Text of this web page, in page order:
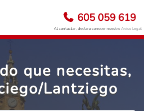
605 059 619
Al contactar, declara conocer nuestroAviso Legal
que necesitas,
Lantziego